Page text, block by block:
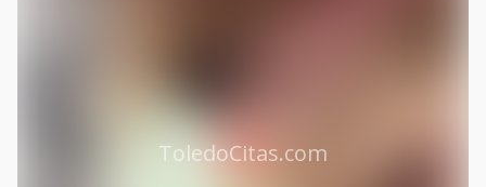
ToledoCitas.com